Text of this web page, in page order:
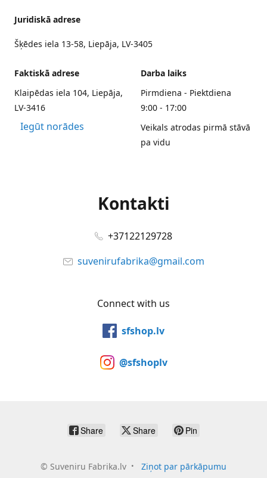
Juridiskā adrese
Šķēdes iela 13-58, Liepāja, LV-3405
Faktiskā adrese
Klaipēdas iela 104, Liepāja,
LV-3416
Iegūt norādes
Darba laiks
Pirmdiena - Piektdiena
9:00 - 17:00
Veikals atrodas pirmā stāvā
pa vidu
Kontakti
+37122129728
suvenirufabrika@gmail.com
Connect with us
sfshop.lv
@sfshoplv
Share Share Pin
© Suveniru Fabrika.lv Ziņot par pārkāpumu